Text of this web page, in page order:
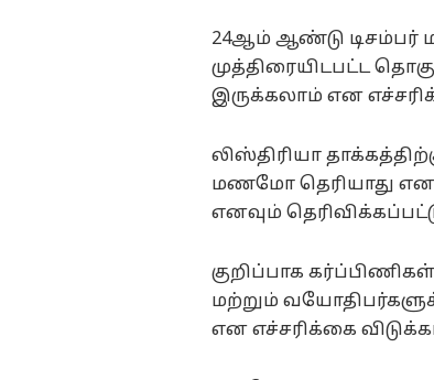
24ஆம் ஆண்டு டிசம்பர்
முத்திரையிடபட்ட
இருக்கலாம் என
லிஸ்திரியா
மணமோ தெரியாது
எனவும்
குறிப்பாக
மற்றும்
என எச்சரிக்கை